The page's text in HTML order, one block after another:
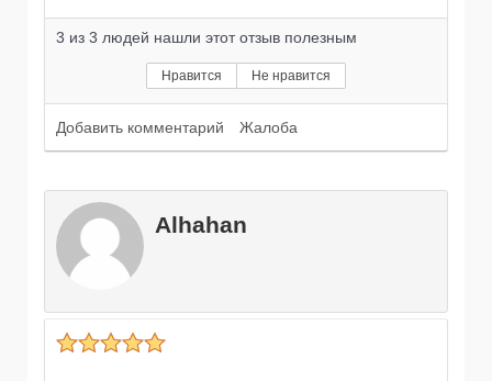
3 из 3 людей нашли этот отзыв полезным
Нравится Не нравится
Добавить комментарий Жалоба
Alhahan